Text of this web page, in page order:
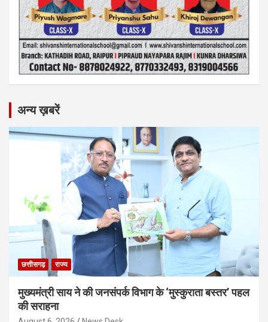
अन्य ख़बरें
छत्तीसगढ़ राज्य
मुख्यमंत्री साय ने की जनसंपर्क विभाग के ‘मुस्कुराता बस्तर’ पहल
की सराहना